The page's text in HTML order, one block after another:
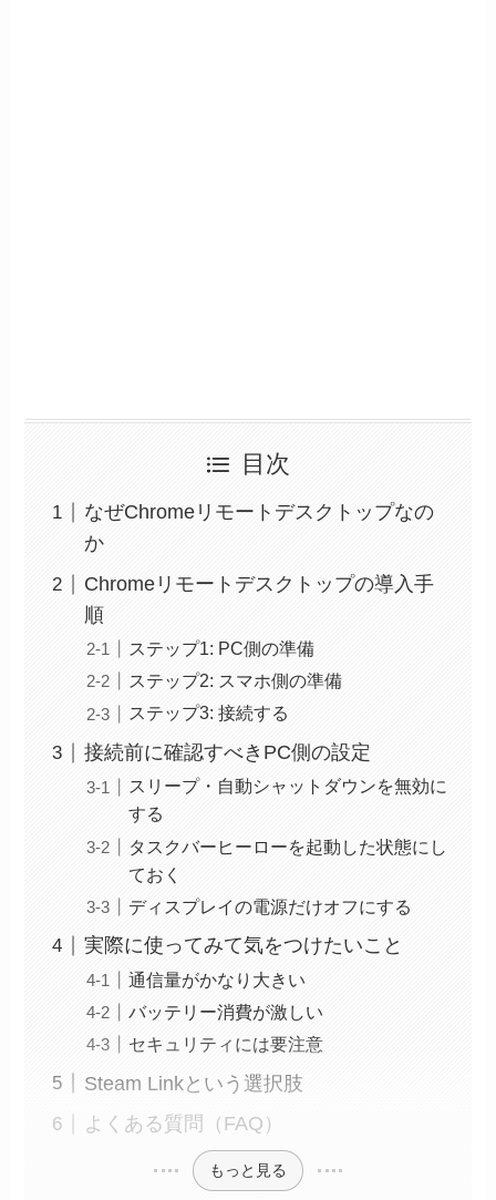
目次
なぜChromeリモートデスクトップなの
か
Chromeリモートデスクトップの導入手
順
ステップ1: PC側の準備
ステップ2: スマホ側の準備
ステップ3: 接続する
接続前に確認すべきPC側の設定
スリープ・自動シャットダウンを無効に
する
タスクバーヒーローを起動した状態にし
ておく
ディスプレイの電源だけオフにする
実際に使ってみて気をつけたいこと
通信量がかなり大きい
バッテリー消費が激しい
セキュリティには要注意
Steam Linkという選択肢
よくある質問（FAQ）
もっと見る